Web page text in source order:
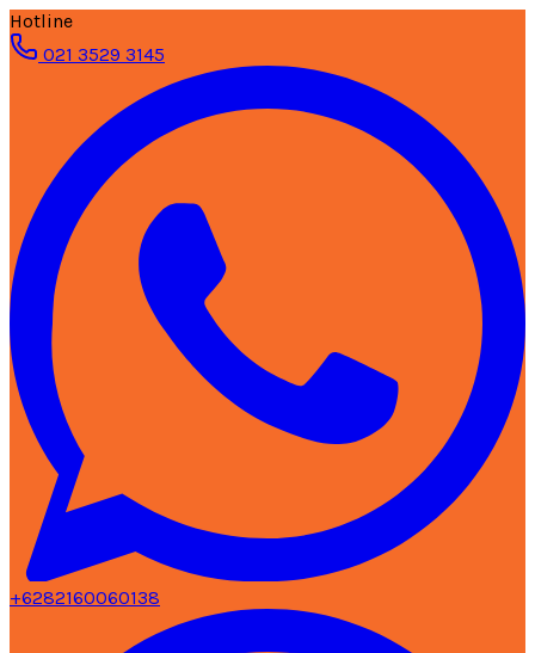
Hotline
021 3529 3145
+6282160060138